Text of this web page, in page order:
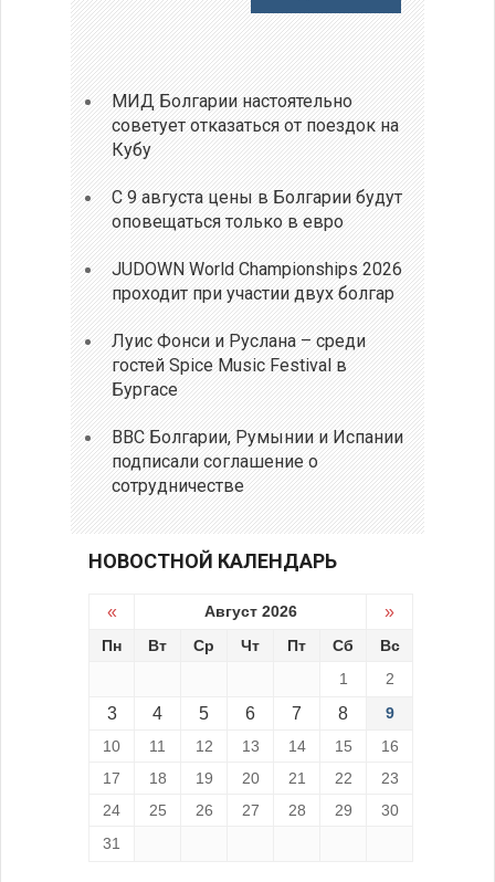
МИД Болгарии настоятельно
советует отказаться от поездок на
Кубу
С 9 августа цены в Болгарии будут
оповещаться только в евро
JUDOWN World Championships 2026
проходит при участии двух болгар
Луис Фонси и Руслана – среди
гостей Spice Music Festival в
Бургасе
ВВС Болгарии, Румынии и Испании
подписали соглашение о
сотрудничестве
НОВОСТНОЙ КАЛЕНДАРЬ
« Август 2026 »
Пн Вт Ср Чт Пт Сб
Вс
1
2
3 4 5 6 7 8
9
10
11 12 13 14 15
16
17
18 19 20 21 22
23
24
25 26 27 28 29
30
31